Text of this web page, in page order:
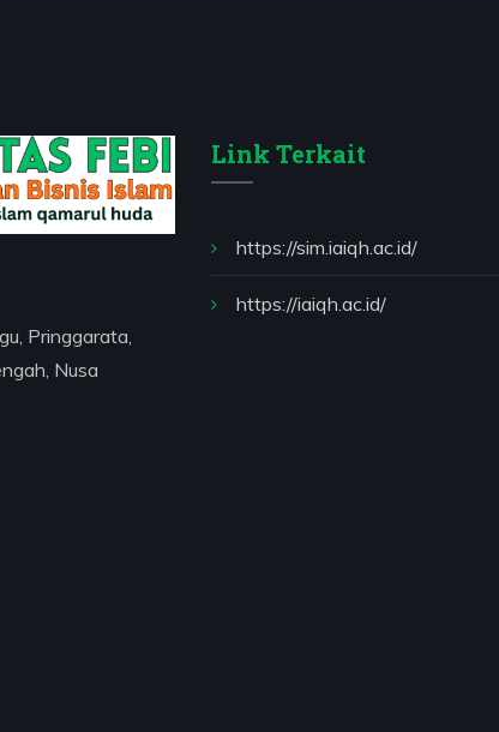
Pringgarata,
Nusa
Link Terkait
https://sim.iaiqh.ac.id/
https://iaiqh.ac.id/